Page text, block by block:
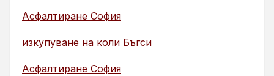
Асфалтиране София
изкупуване на коли Бъгси
Асфалтиране София